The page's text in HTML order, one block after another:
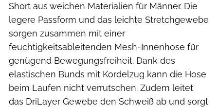
Short aus weichen Materialien für Männer. Die
legere Passform und das leichte Stretchgewebe
sorgen zusammen mit einer
feuchtigkeitsableitenden Mesh-Innenhose für
genügend Bewegungsfreiheit. Dank des
elastischen Bunds mit Kordelzug kann die Hose
beim Laufen nicht verrutschen. Zudem leitet
das DriLayer Gewebe den Schweiß ab und sorgt